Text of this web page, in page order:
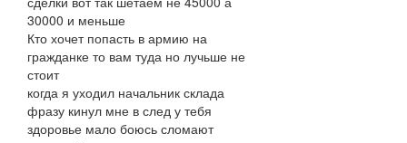
30000 и меньше
Кто хочет попасть в армию на
гражданке то вам туда но лучьше не
стоит
когда я уходил начальник склада
фразу кинул мне в след у тебя
здоровье мало боюсь сломают